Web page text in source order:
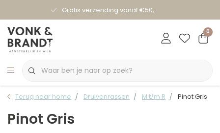
Gratis verzending vanaf €50,-
0
Terug naar home Druivenrassen M t/m R Pinot Gris
Pinot Gris